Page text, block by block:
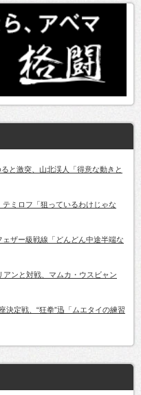
と激突、山北渓人「得意な動きと
テミロフ「狙っているわけじゃな
ェザー級戦線「どんどん中途半端な
アンと対戦、マムカ・ウスビャン
決定戦、“狂拳”迅「ムエタイの練習